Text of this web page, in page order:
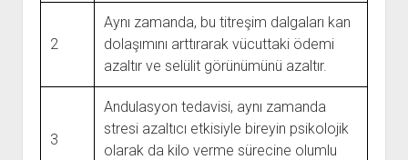
2
Aynı zamanda, bu titreşim dalgaları kan
dolaşımını arttırarak vücuttaki ödemi
azaltır ve selülit görünümünü azaltır.
3
Andulasyon tedavisi, aynı zamanda
stresi azaltıcı etkisiyle bireyin psikolojik
olarak da kilo verme sürecine olumlu